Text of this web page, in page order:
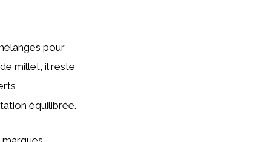
pour
millet, il reste
équilibrée.